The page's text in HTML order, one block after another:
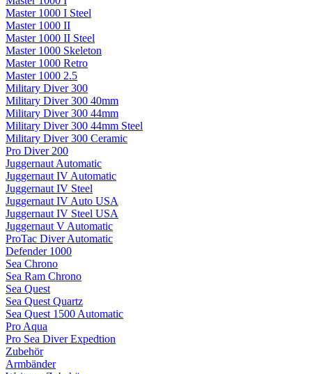
Master 1000 I Steel
Master 1000 II
Master 1000 II Steel
Master 1000 Skeleton
Master 1000 Retro
Master 1000 2.5
Military Diver 300
Military Diver 300 40mm
Military Diver 300 44mm
Military Diver 300 44mm Steel
Military Diver 300 Ceramic
Pro Diver 200
Juggernaut Automatic
Juggernaut IV Automatic
Juggernaut IV Steel
Juggernaut IV Auto USA
Juggernaut IV Steel USA
Juggernaut V Automatic
ProTac Diver Automatic
Defender 1000
Sea Chrono
Sea Ram Chrono
Sea Quest
Sea Quest Quartz
Sea Quest 1500 Automatic
Pro Aqua
Pro Sea Diver Expedtion
Zubehör
Armbänder